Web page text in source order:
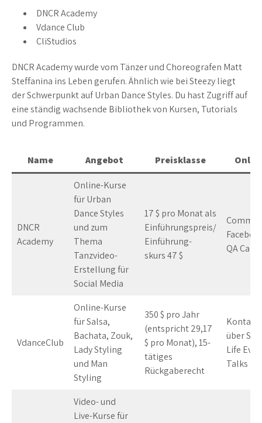
DNCR Academy
Vdance Club
CliStudios
DNCR Academy wurde vom Tänzer und Choreografen Matt
Steffanina ins Leben gerufen. Ähnlich wie bei Steezy liegt
der Schwerpunkt auf Urban Dance Styles. Du hast Zugriff auf
eine ständig wachsende Bibliothek von Kursen, Tutorials
und Programmen.
Name Angebot Preisklasse
DNCR
Academy
Online-Kurse
für Urban
Dance Styles
und zum
Thema
Tanzvideo-
Erstellung für
Social Media
17 $ pro Monat als
Einführungspreis/
Einführung-
skurs 47 $
QA Calls
VdanceClub
Online-Kurse
für Salsa,
Bachata, Zouk,
Lady Styling
und Man
Styling
350 $ pro Jahr
(entspricht 29,17
$ pro Monat), 15-
tätiges
Rückgaberecht
über
Life
Talks
Video- und
Live-Kurse für